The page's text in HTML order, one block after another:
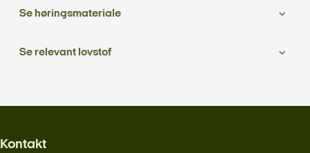
Se høringsmateriale
Se relevant lovstof
Kontakt